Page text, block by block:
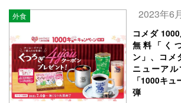
外食 2023年6
コメダ
無料「く
ン」、コメ
ニューア
「1000キ
弾